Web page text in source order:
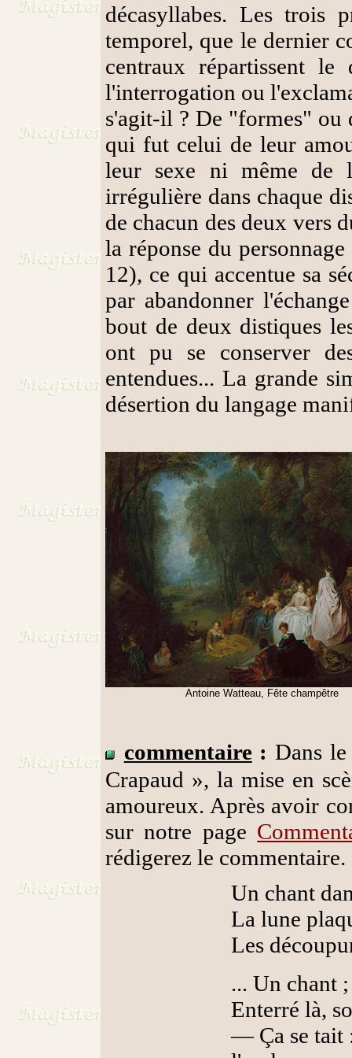
décasyllabes. Les trois
temporel, que le dernier
centraux répartissent le
l'interrogation ou
s'agit-il ? De "formes" ou
qui fut celui de leur
leur sexe ni même de
irrégulière dans chaque
de chacun des deux vers
la réponse du
12), ce qui accentue sa
par abandonner
bout de deux distiques
ont pu se conserver
entendues... La grande
désertion du langage
Antoine Watteau, Fête champêtre
commentaire:Dans
Crapaud », la mise en
amoureux. Après avoir
sur notre page
rédigerez le commentaire.
Un chant
La lune
Les
... Un chant
Enterré là,
— Ça se tait